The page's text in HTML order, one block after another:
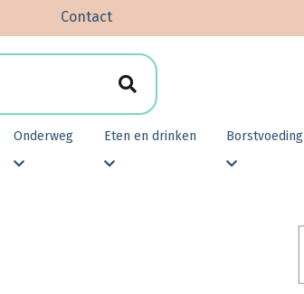
Contact
Onderweg Eten en drinken Borstvoeding